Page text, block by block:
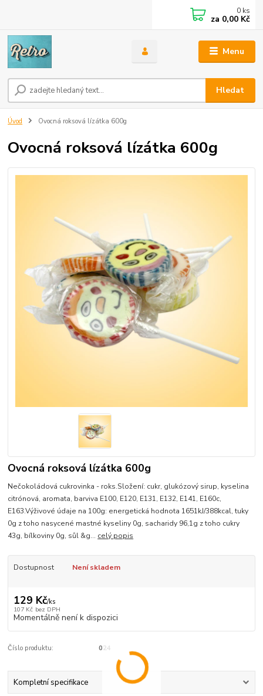
Menu
Hledat
0 ks
za 0,00 Kč
Úvod Ovocná roksová lízátka 600g
Ovocná roksová lízátka 600g
Ovocná roksová lízátka 600g
Nečokoládová cukrovinka - roks.Složení: cukr, glukózový sirup, kyselina
citrónová, aromata, barviva E100, E120, E131, E132, E141, E160c,
E163.Výživové údaje na 100g: energetická hodnota 1651kJ/388kcal, tuky
0g z toho nasycené mastné kyseliny 0g, sacharidy 96,1g z toho cukry
43g, bílkoviny 0g, sůl &g... celý popis
Dostupnost Není skladem
129 Kč/ks
107 Kč bez DPH
Momentálně není k dispozici
Číslo produktu: 024
Kompletní specifikace